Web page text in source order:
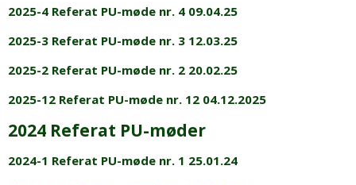
2025-4 Referat PU-møde nr. 4 09.04.25
2025-3 Referat PU-møde nr. 3 12.03.25
2025-2 Referat PU-møde nr. 2 20.02.25
2025-12 Referat PU-møde nr. 12 04.12.2025
2024 Referat PU-møder
2024-1 Referat PU-møde nr. 1 25.01.24